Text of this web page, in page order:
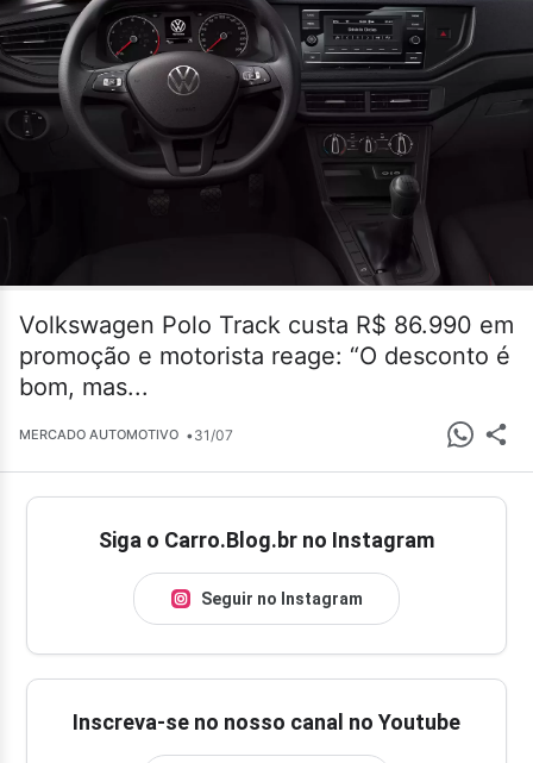
Volkswagen Polo Track custa R$ 86.990 em
promoção e motorista reage: “O desconto é
bom, mas...
MERCADO AUTOMOTIVO •31/07
Siga o Carro.Blog.br no Instagram
Seguir no Instagram
Inscreva-se no nosso canal no Youtube